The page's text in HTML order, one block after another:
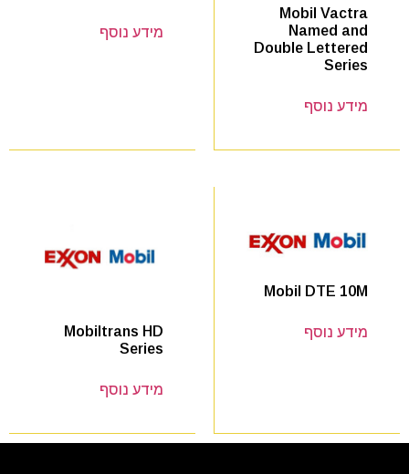
Mobil Vactra
Named and
Double Lettered
Series
מידע נוסף
מידע נוסף
Mobil DTE 10M
מידע נוסף
Mobiltrans HD
Series
מידע נוסף